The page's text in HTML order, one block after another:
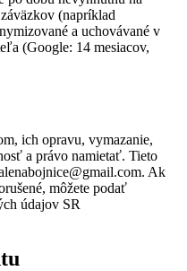
(napríklad
a uchovávané v
(Google: 14 mesiacov,
ich opravu, vymazanie,
a právo namietať. Tieto
Ak
môžete podať
údajov SR